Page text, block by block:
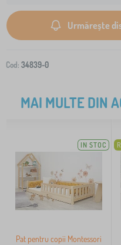
Urmărește
Cod: 34839-0
MAI MULTE DIN
IN STOC
Pat pentru copii Montessori